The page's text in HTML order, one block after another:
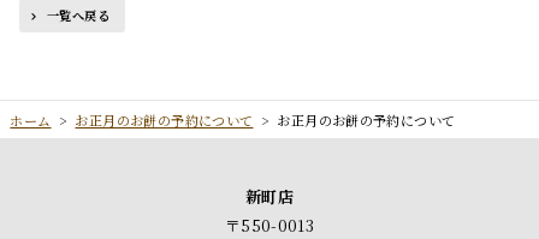
一覧へ戻る
ホーム > お正月のお餅の予約について > お正月のお餅の予約について
新町店
〒550-0013